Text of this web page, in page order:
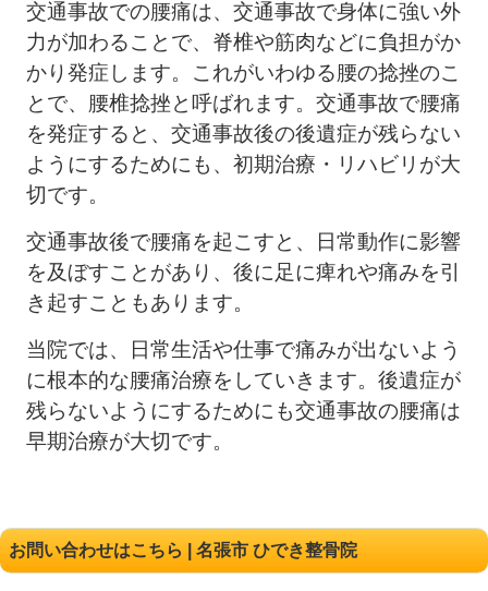
交通事故での腰痛は、交通事故で身体に強い外
力が加わることで、脊椎や筋肉などに負担がか
かり発症します。これがいわゆる腰の捻挫のこ
とで、腰椎捻挫と呼ばれます。交通事故で腰痛
を発症すると、交通事故後の後遺症が残らない
ようにするためにも、初期治療・リハビリが大
切です。
交通事故後で腰痛を起こすと、日常動作に影響
を及ぼすことがあり、後に足に痺れや痛みを引
き起すこともあります。
当院では、日常生活や仕事で痛みが出ないよう
に根本的な腰痛治療をしていきます。後遺症が
残らないようにするためにも交通事故の腰痛は
早期治療が大切です。
お問い合わせはこちら | 名張市 ひでき整骨院